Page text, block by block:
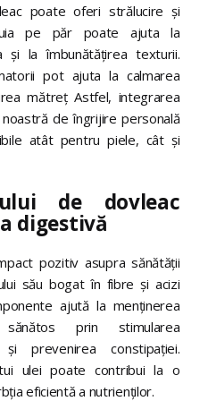
poate oferi strălucire și
pe păr poate ajuta la
și la îmbunătățirea texturii.
pot ajuta la calmarea
mătreț Astfel, integrarea
de îngrijire personală
atât pentru piele, cât și
de dovleac
digestivă
pozitiv asupra sănătății
său bogat în fibre și acizi
ajută la menținerea
prin stimularea
prevenirea constipației.
ulei poate contribui la o
eficientă a nutrienților.